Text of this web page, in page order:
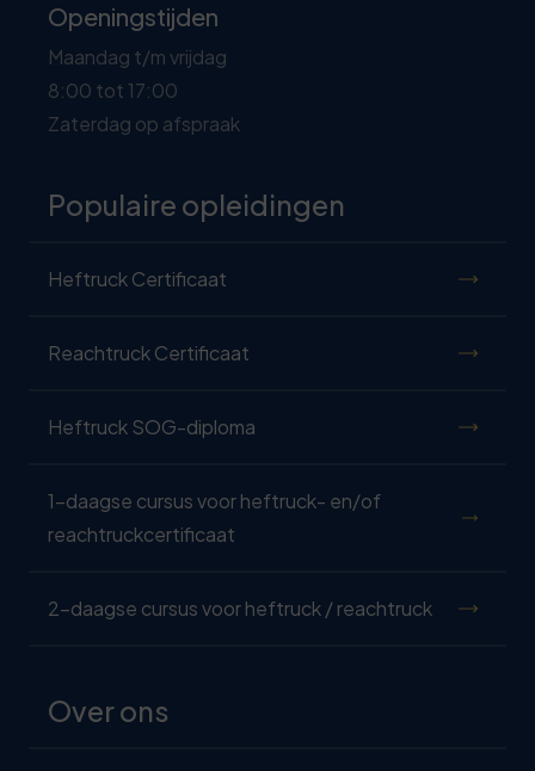
Openingstijden
Maandag t/m vrijdag
8:00 tot 17:00
Zaterdag op afspraak
Populaire opleidingen
Heftruck Certificaat
Reachtruck Certificaat
Heftruck SOG-diploma
1-daagse cursus voor heftruck- en/of
reachtruckcertificaat
2-daagse cursus voor heftruck / reachtruck
Over ons